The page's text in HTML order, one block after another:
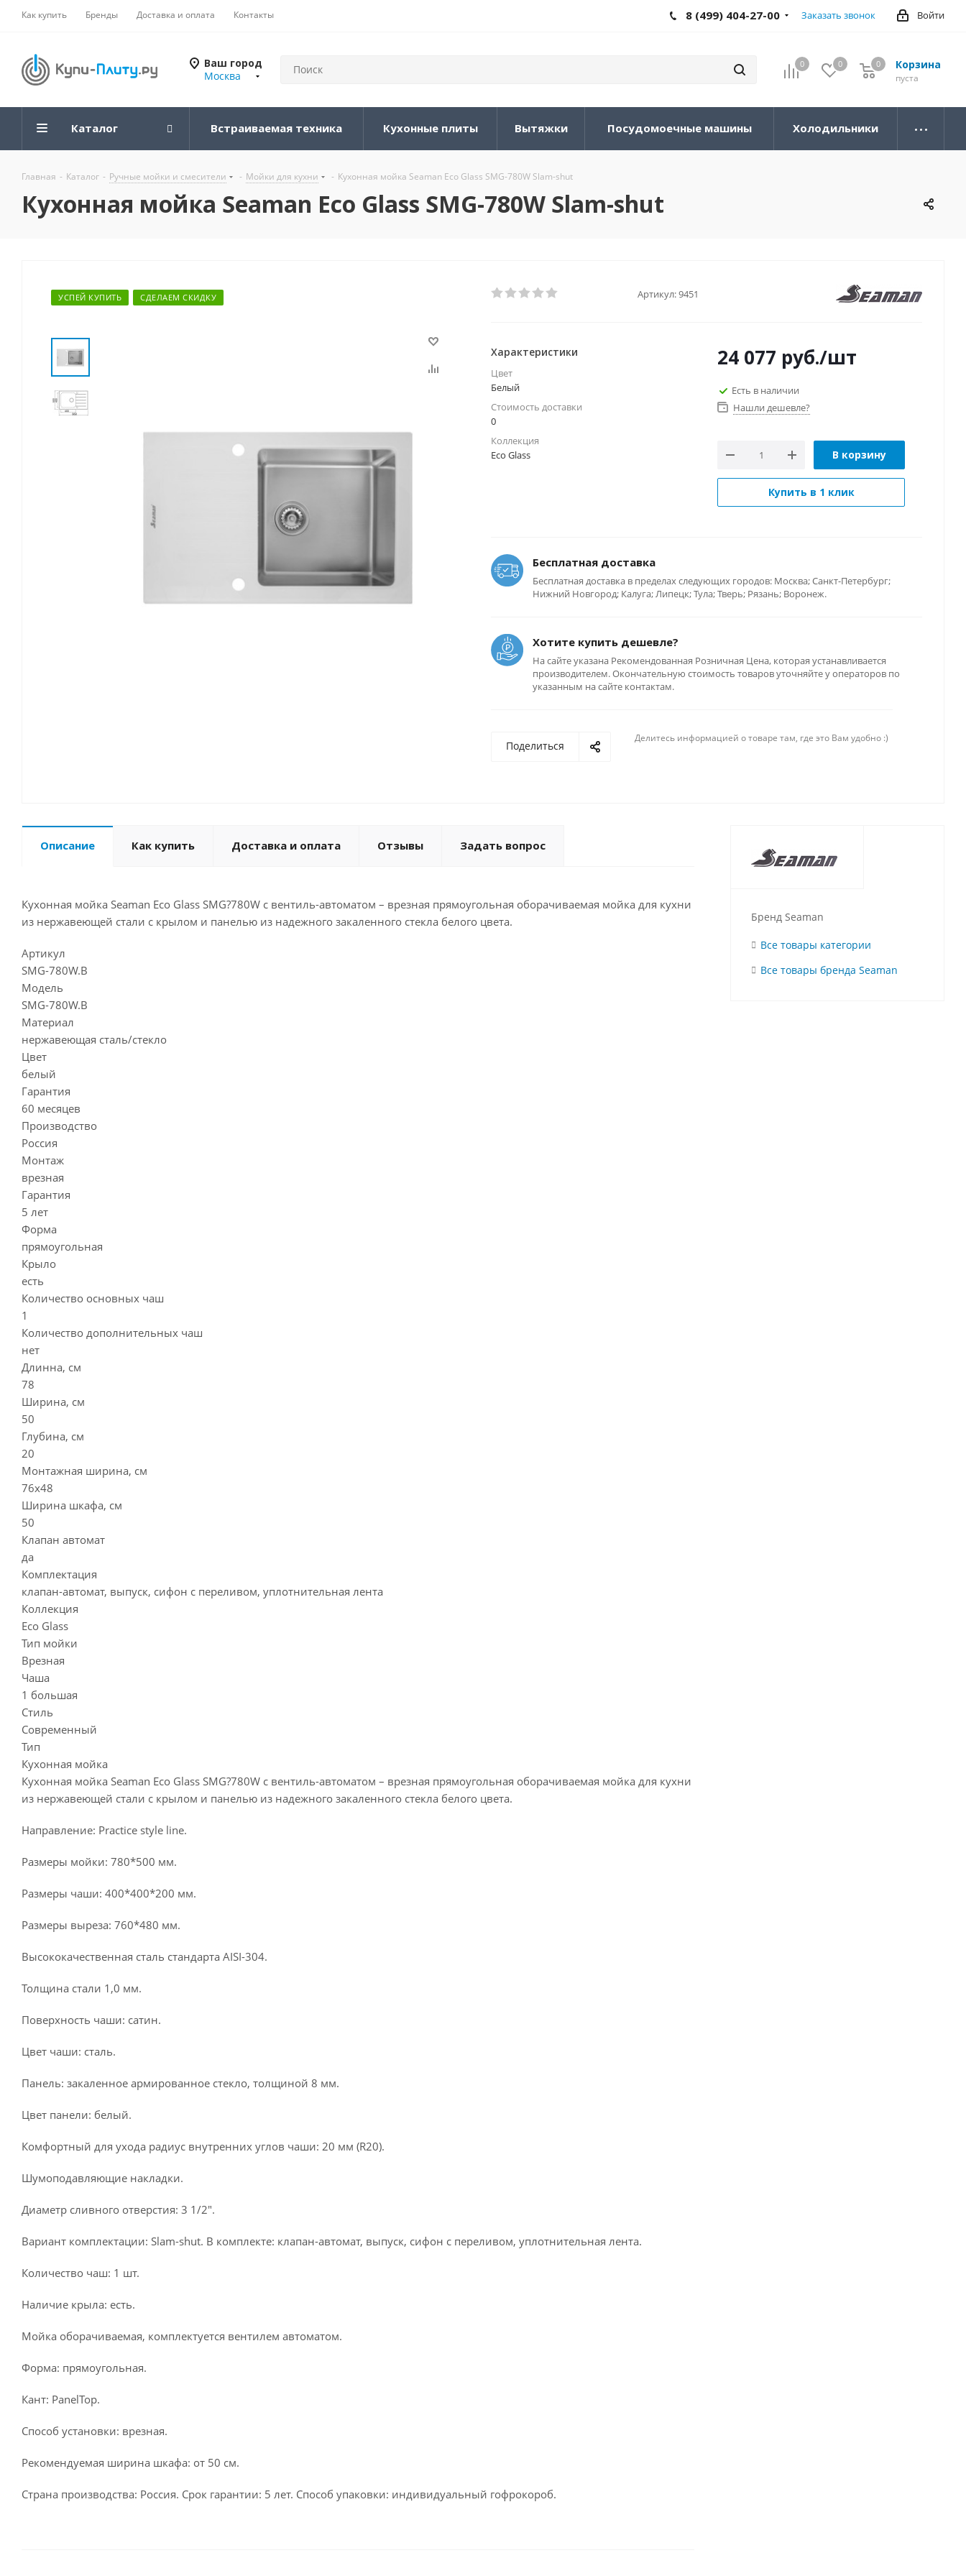
Как купить Бренды Доставка и оплата Контакты Войти
8 (499) 404-27-00 Заказать звонок
Ваш город
Москва
0 0 Корзина
0
пуста
0
Каталог Встраиваемая техника Кухонные плиты Вытяжки Посудомоечные машины Холодильники
Главная - Каталог - Ручные мойки и смесители - Мойки для кухни - Кухонная мойка Seaman Eco Glass SMG-780W Slam-shut
Кухонная мойка Seaman Eco Glass SMG-780W Slam-shut
УСПЕЙ КУПИТЬ СДЕЛАЕМ СКИДКУ Артикул:9451
Характеристики
Цвет
Белый
Стоимость доставки
0
Коллекция
Eco Glass
24 077 руб./шт
Есть в наличии
Нашли дешевле?
В корзину
Купить в 1 клик
Бесплатная доставка
Бесплатная доставка в пределах следующих городов: Москва; Санкт-Петербург;
Нижний Новгород; Калуга; Липецк; Тула; Тверь; Рязань; Воронеж.
Хотите купить дешевле?
На сайте указана Рекомендованная Розничная Цена, которая устанавливается
производителем. Окончательную стоимость товаров уточняйте у операторов по
указанным на сайте контактам.
Поделиться
Делитесь информацией о товаре там, где это Вам удобно :)
Описание Как купить Доставка и оплата Отзывы Задать вопрос
Кухонная мойка Seaman Eco Glass SMG?780W с вентиль-автоматом – врезная прямоугольная оборачиваемая мойка для кухни
из нержавеющей стали с крылом и панелью из надежного закаленного стекла белого цвета.
Артикул
SMG-780W.B
Модель
SMG-780W.B
Материал
нержавеющая сталь/стекло
Цвет
белый
Гарантия
60 месяцев
Производство
Россия
Монтаж
врезная
Гарантия
5 лет
Форма
прямоугольная
Крыло
есть
Количество основных чаш
1
Количество дополнительных чаш
нет
Длинна, см
78
Ширина, см
50
Глубина, см
20
Монтажная ширина, см
76x48
Ширина шкафа, см
50
Клапан автомат
да
Комплектация
клапан-автомат, выпуск, сифон с переливом, уплотнительная лента
Коллекция
Eco Glass
Тип мойки
Врезная
Чаша
1 большая
Стиль
Современный
Тип
Кухонная мойка
Кухонная мойка Seaman Eco Glass SMG?780W с вентиль-автоматом – врезная прямоугольная оборачиваемая мойка для кухни
из нержавеющей стали с крылом и панелью из надежного закаленного стекла белого цвета.
Направление: Practice style line.
Размеры мойки: 780*500 мм.
Размеры чаши: 400*400*200 мм.
Размеры выреза: 760*480 мм.
Высококачественная сталь стандарта AISI-304.
Толщина стали 1,0 мм.
Поверхность чаши: сатин.
Цвет чаши: сталь.
Панель: закаленное армированное стекло, толщиной 8 мм.
Цвет панели: белый.
Комфортный для ухода радиус внутренних углов чаши: 20 мм (R20).
Шумоподавляющие накладки.
Диаметр сливного отверстия: 3 1/2".
Вариант комплектации: Slam-shut. В комплекте: клапан-автомат, выпуск, сифон с переливом, уплотнительная лента.
Количество чаш: 1 шт.
Наличие крыла: есть.
Мойка оборачиваемая, комплектуется вентилем автоматом.
Форма: прямоугольная.
Кант: PanelTop.
Способ установки: врезная.
Рекомендуемая ширина шкафа: от 50 см.
Страна производства: Россия. Срок гарантии: 5 лет. Способ упаковки: индивидуальный гофрокороб.
Бренд Seaman
Все товары категории
Все товары бренда Seaman